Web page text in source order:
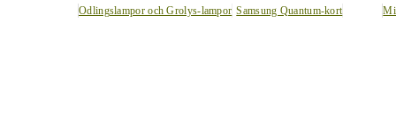
Odlingslampor och Grolys-lampor Samsung Quantum-kort